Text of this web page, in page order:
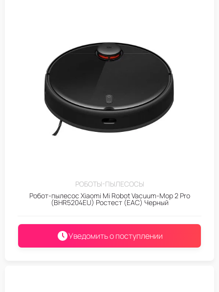
РОБОТЫ-ПЫЛЕСОСЫ
Робот-пылесос Xiaomi Mi Robot Vacuum-Mop 2 Pro
(BHR5204EU) Ростест (EAC) Черный
Уведомить о поступлении